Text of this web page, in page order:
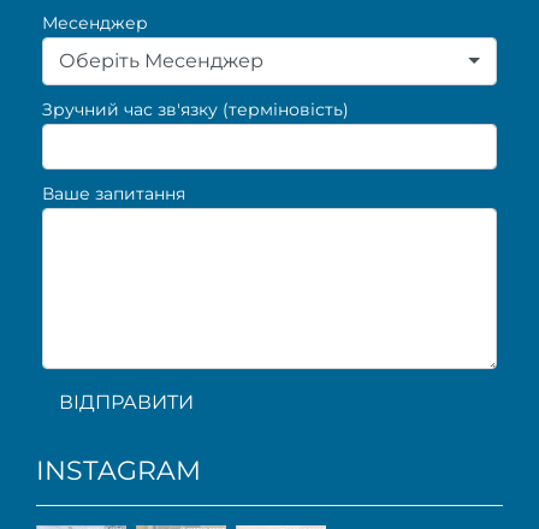
Месенджер
Оберіть Месенджер
Зручний час зв'язку (терміновість)
Ваше запитання
ВІДПРАВИТИ
INSTAGRAM